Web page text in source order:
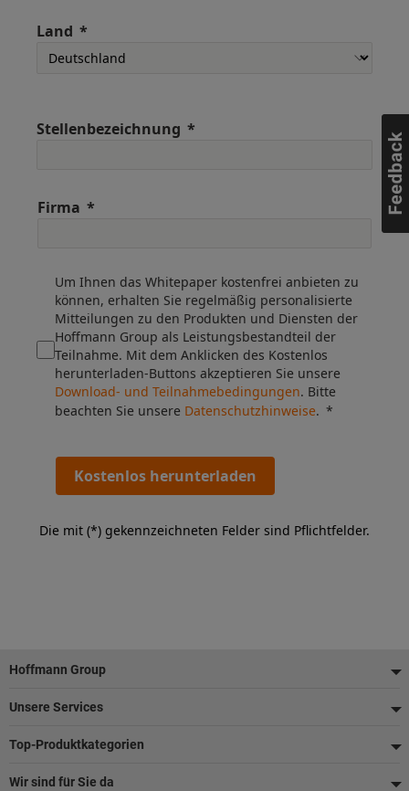
Land
Stellenbezeichnung
Firma
Um Ihnen das Whitepaper kostenfrei anbieten zu
können, erhalten Sie regelmäßig personalisierte
Mitteilungen zu den Produkten und Diensten der
Hoffmann Group als Leistungsbestandteil der
Teilnahme. Mit dem Anklicken des Kostenlos
herunterladen-Buttons akzeptieren Sie unsere
Download- und Teilnahmebedingungen. Bitte
beachten Sie unsere Datenschutzhinweise.
Kostenlos herunterladen
Die mit (*) gekennzeichneten Felder sind Pflichtfelder.
Fußzeile
Hoffmann Group
Unsere Services
Top-Produktkategorien
Wir sind für Sie da